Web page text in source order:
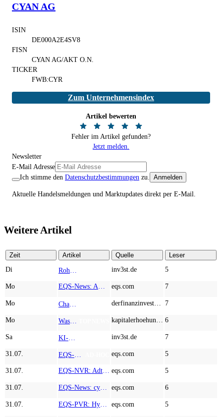
CYAN AG
ISIN
DE000A2E4SV8
FISN
CYAN AG/AKT O.N.
TICKER
FWB:CYR
Zum Unternehmensindex
Artikel bewerten
Fehler im Artikel gefunden?
Jetzt melden.
Newsletter
E-Mail Adresse
Ich stimme den Datenschutzbestimmungen zu. Anmelden
Aktuelle Handelsmeldungen und Marktupdates direkt per E-Mail.
Weitere Artikel
Zeit Artikel Quelle
Leser
Di
inv3st.de 5
Mo eqs.com 7
Mo 7
Mo 6
Sa inv3st.de 7
31.07. eqs.com 5
31.07. eqs.com 5
31.07. eqs.com 6
31.07. eqs.com 5